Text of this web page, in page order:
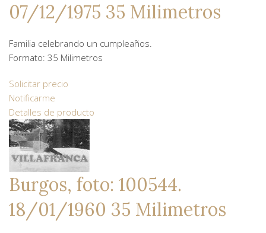
07/12/1975 35 Milimetros
Familia celebrando un cumpleaños.
Formato: 35 Milimetros
Solicitar precio
Notificarme
Detalles de producto
Burgos, foto: 100544.
18/01/1960 35 Milimetros